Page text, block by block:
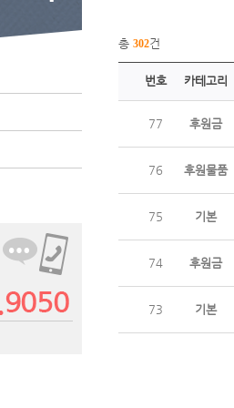
총 302건
번호 카테고리
77 후원금
76 후원물품
75 기본
74 후원금
73 기본